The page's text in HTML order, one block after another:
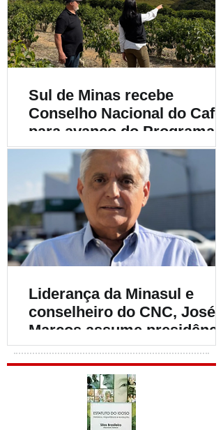
Sul de Minas recebe
Conselho Nacional do Café
para avanço do Programa
Café Produtor de Água
Liderança da Minasul e
conselheiro do CNC, José
Marcos assume presidência
do INCI